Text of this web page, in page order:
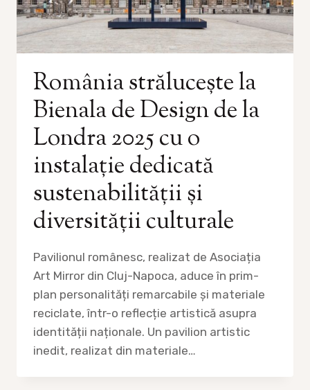
România strălucește la
Bienala de Design de la
Londra 2025 cu o
instalație dedicată
sustenabilității și
diversității culturale
Pavilionul românesc, realizat de Asociația
Art Mirror din Cluj-Napoca, aduce în prim-
plan personalități remarcabile și materiale
reciclate, într-o reflecție artistică asupra
identității naționale. Un pavilion artistic
inedit, realizat din materiale…